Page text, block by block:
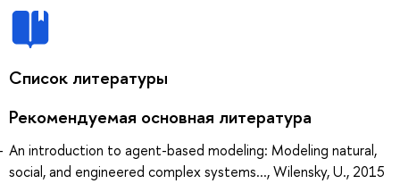
Список литературы
Рекомендуемая основная литература
An introduction to agent-based modeling: Modeling natural,
social, and engineered complex systems..., Wilensky, U., 2015